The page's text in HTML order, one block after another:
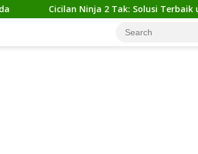
Cicilan Ninja 2 Tak: Solusi Terbaik untuk